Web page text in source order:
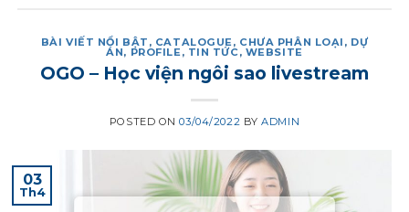
BÀI VIẾT NỔI BẬT , CATALOGUE, CHƯA PHÂN LOẠI , DỰ
ÁN, PROFILE, TIN TỨC, WEBSITE
OGO – Học viện ngôi sao livestream
POSTED ON03/04/2022 BYADMIN
03
Th4